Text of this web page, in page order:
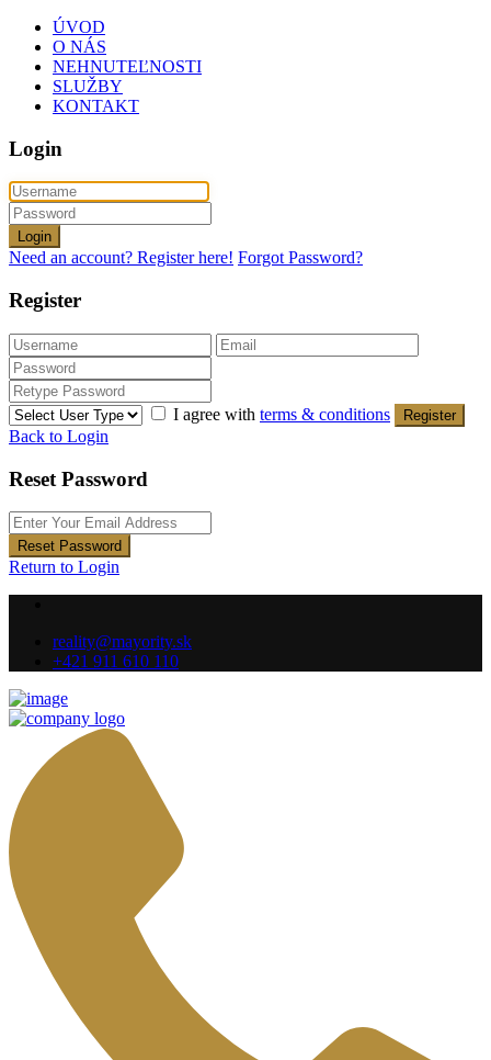
ÚVOD
O NÁS
NEHNUTEĽNOSTI
SLUŽBY
KONTAKT
Login
Login
Need an account? Register here! Forgot Password?
Register
I agree with terms & conditions Register
Back to Login
Reset Password
Reset Password
Return to Login
reality@mayority.sk
+421 911 610 110